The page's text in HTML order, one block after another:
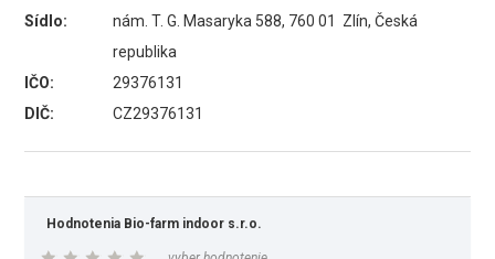
Sídlo:
nám. T. G. Masaryka 588, 760 01 Zlín, Česká
republika
IČO:
29376131
DIČ:
CZ29376131
Hodnotenia Bio-farm indoor s.r.o.